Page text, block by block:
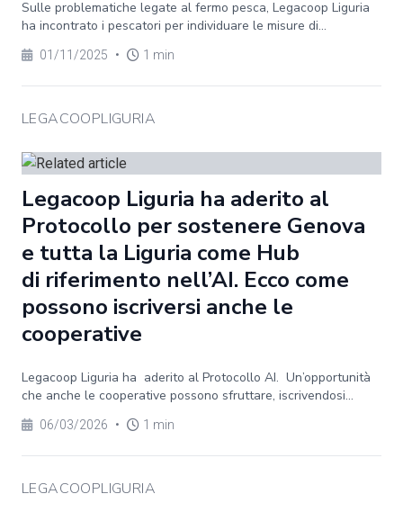
Sulle problematiche legate al fermo pesca, Legacoop Liguria
ha incontrato i pescatori per individuare le misure di...
01/11/2025 • 1 min
LEGACOOPLIGURIA
Legacoop Liguria ha aderito al
Protocollo per sostenere Genova
e tutta la Liguria come Hub
di riferimento nell’AI. Ecco come
possono iscriversi anche le
cooperative
Legacoop Liguria ha aderito al Protocollo AI. Un’opportunità
che anche le cooperative possono sfruttare, iscrivendosi...
06/03/2026 • 1 min
LEGACOOPLIGURIA